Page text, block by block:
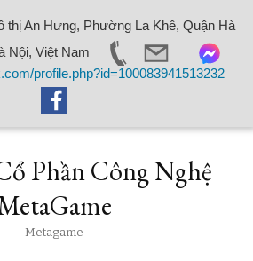
thị An Hưng, Phường La Khê, Quận Hà
Nội, Việt Nam
profile.php?id=100083941513232
Phần Công Nghệ
Metagame